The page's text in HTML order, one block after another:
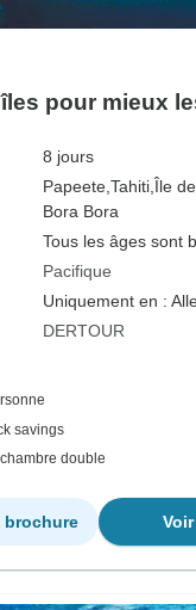
pour mieux
8 jours
Papeete,Tahiti, Île
Bora Bora
Tous les âges sont
Pacifique
Uniquement en :
DERTOUR
savings
double
brochure